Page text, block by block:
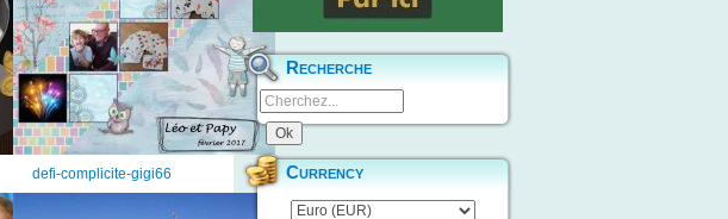
defi-complicite-gigi66
Recherche
Currency